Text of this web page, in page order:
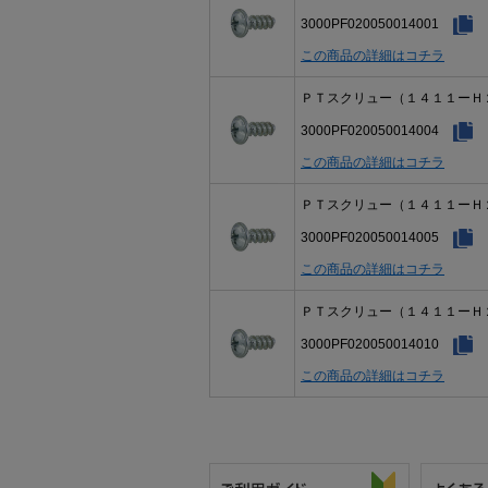
3000PF020050014001
この商品の詳細はコチラ
ＰＴスクリュー（１４１１ーＨ
3000PF020050014004
この商品の詳細はコチラ
ＰＴスクリュー（１４１１ーＨ
3000PF020050014005
この商品の詳細はコチラ
ＰＴスクリュー（１４１１ーＨ
3000PF020050014010
この商品の詳細はコチラ